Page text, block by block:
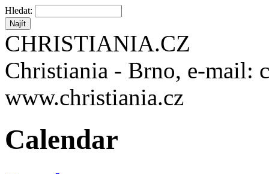
Hledat:
CHRISTIANIA.CZ
Christiania - Brno, e-mail:
www.christiania.cz
Calendar